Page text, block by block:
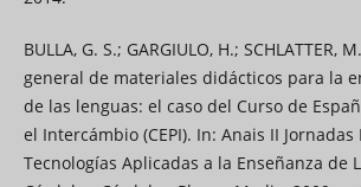
BULLA, G. S.; GARGIULO, H.; SCHLATTER,
general de materiales didácticos para la
de las lenguas: el caso del Curso de
el Intercámbio (CEPI). In: Anais II
Tecnologías Aplicadas a la Enseñanza de